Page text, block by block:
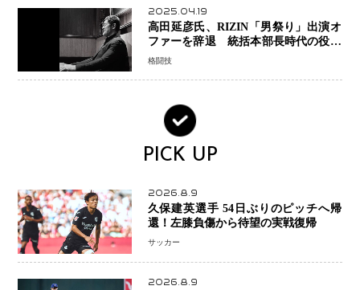
2025.04.19
高田延彦氏、RIZIN「男祭り」出演オ
ファーを辞退 統括本部長時代の役目
「すでに終えています」と明言
格闘技
PICK UP
2026.8.9
久保建英選手 54日ぶりのピッチへ帰
還！左膝負傷から待望の実戦復帰
サッカー
2026.8.9